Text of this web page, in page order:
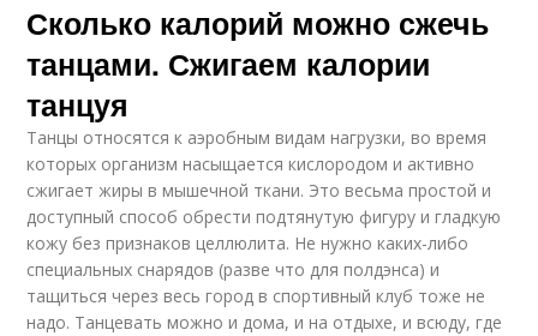
Танцы за час Восточный танец
Танцы в клубе Танцы для похудения
Сколько калорий можно сжечь
танцами. Сжигаем калории
танцуя
Танцы относятся к аэробным видам нагрузки, во время
которых организм насыщается кислородом и активно
сжигает жиры в мышечной ткани. Это весьма простой и
доступный способ обрести подтянутую фигуру и гладкую
кожу без признаков целлюлита. Не нужно каких-либо
специальных снарядов (разве что для полдэнса) и
тащиться через весь город в спортивный клуб тоже не
надо. Танцевать можно и дома, и на отдыхе, и всюду, где